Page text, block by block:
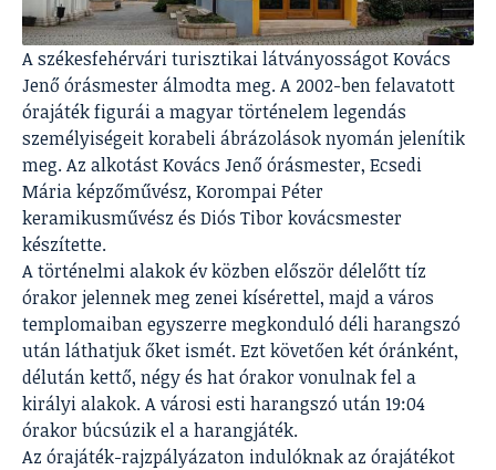
A székesfehérvári turisztikai látványosságot Kovács
Jenő órásmester álmodta meg. A 2002-ben felavatott
órajáték figurái a magyar történelem legendás
személyiségeit korabeli ábrázolások nyomán jelenítik
meg. Az alkotást Kovács Jenő órásmester, Ecsedi
Mária képzőművész, Korompai Péter
keramikusművész és Diós Tibor kovácsmester
készítette.
A történelmi alakok év közben először délelőtt tíz
órakor jelennek meg zenei kísérettel, majd a város
templomaiban egyszerre megkonduló déli harangszó
után láthatjuk őket ismét. Ezt követően két óránként,
délután kettő, négy és hat órakor vonulnak fel a
királyi alakok. A városi esti harangszó után 19:04
órakor búcsúzik el a harangjáték.
Az órajáték-rajzpályázaton indulóknak az órajátékot